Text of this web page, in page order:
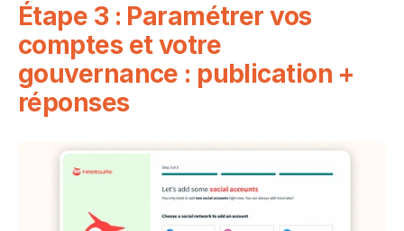
Étape 3 : Paramétrer vos
comptes et votre
gouvernance : publication +
réponses